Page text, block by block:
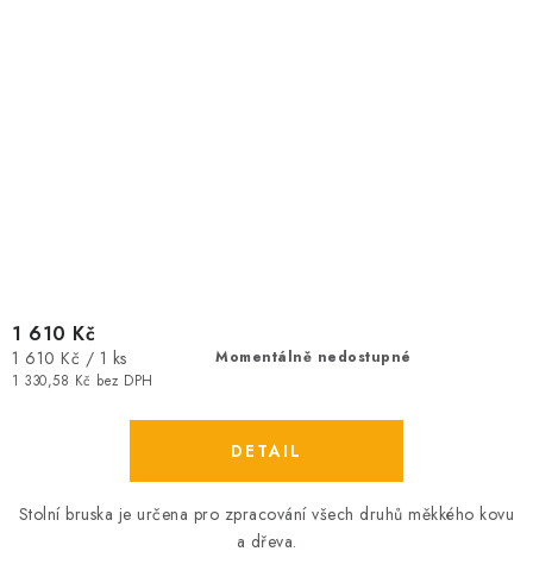
Momentálně nedostupné
1 330,58 Kč bez DPH
1 610 Kč
Měrná
cena:
1 610 Kč / 1 ks
Stolní bruska je určena pro zpracování všech druhů měkkého kovu
a dřeva.